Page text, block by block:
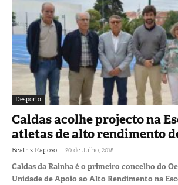
Desporto
Caldas acolhe projecto na
atletas de alto rendimento
Beatriz Raposo - 20 de Julho, 2018
Caldas da Rainha é o primeiro concelho do
Unidade de Apoio ao Alto Rendimento na